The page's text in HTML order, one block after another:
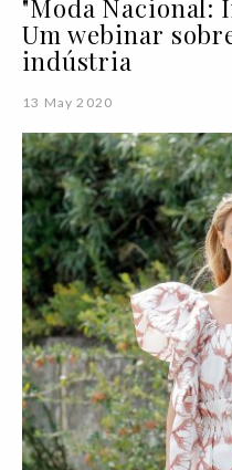
"Moda Nacional:
Um webinar
indústria
13 May 2020